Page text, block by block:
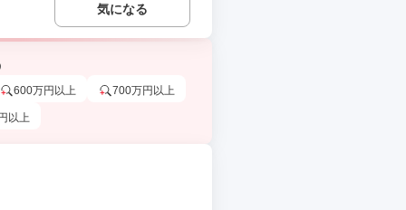
気になる
600万円以上 700万円以上
以上